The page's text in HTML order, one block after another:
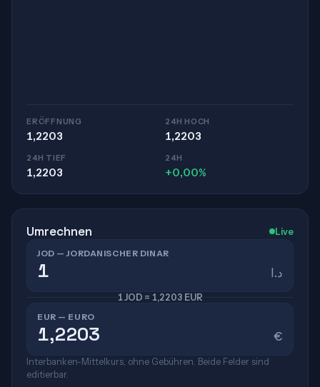
ERÖFFNUNG
1,2203
24H HOCH
1,2203
24H TIEF
1,2203
24H
+0,00%
Umrechnen Live
JOD — JORDANISCHER DINAR
د.ا
1 JOD = 1,2203 EUR
EUR — EURO
€
Interbanken-Mittelkurs, ohne Gebühren. Beide Felder sind
editierbar.